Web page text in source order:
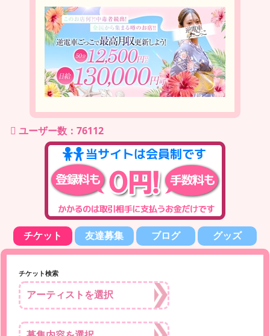
ユーザー数：76112
チケット 友達募集 ブログ グッズ
チケット検索